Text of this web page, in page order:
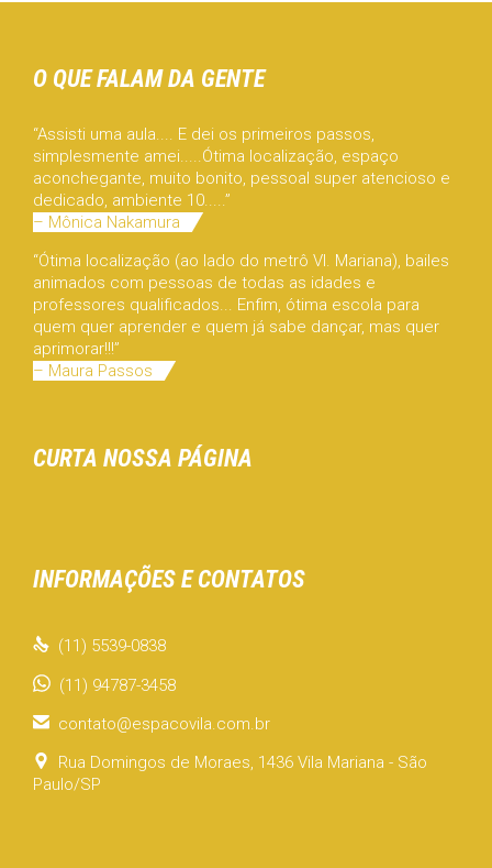
O QUE FALAM DA GENTE
“Assisti uma aula.... E dei os primeiros passos,
simplesmente amei.....Ótima localização, espaço
aconchegante, muito bonito, pessoal super atencioso e
dedicado, ambiente 10.....”
– Mônica Nakamura
“Ótima localização (ao lado do metrô Vl. Mariana), bailes
animados com pessoas de todas as idades e
professores qualificados... Enfim, ótima escola para
quem quer aprender e quem já sabe dançar, mas quer
aprimorar!!!”
– Maura Passos
CURTA NOSSA PÁGINA
INFORMAÇÕES E CONTATOS
 (11) 5539-0838
(11) 94787-3458
 contato@espacovila.com.br

Rua Domingos de Moraes, 1436 Vila Mariana - São
Paulo/SP